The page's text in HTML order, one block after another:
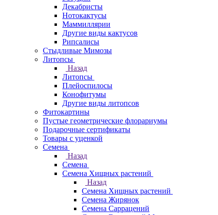
Декабристы
Нотокактусы
Маммиллярии
Другие виды кактусов
Рипсалисы
Стыдливые Мимозы
Литопсы
Назад
Литопсы
Плейоспилосы
Конофитумы
Другие виды литопсов
Фитокартины
Пустые геометрические флорариумы
Подарочные сертификаты
Товары с уценкой
Семена
Назад
Семена
Семена Хищных растений
Назад
Семена Хищных растений
Семена Жирянок
Семена Саррацений